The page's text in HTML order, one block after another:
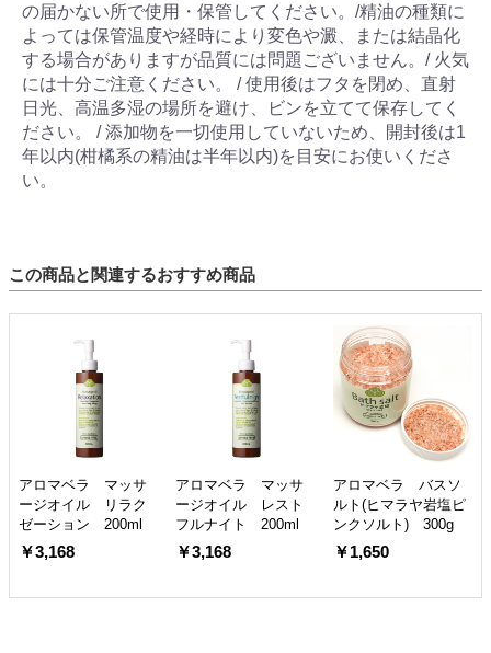
の届かない所で使用・保管してください。/精油の種類に
よっては保管温度や経時により変色や澱、または結晶化
する場合がありますが品質には問題ございません。/ 火気
には十分ご注意ください。 / 使用後はフタを閉め、直射
日光、高温多湿の場所を避け、ビンを立てて保存してく
ださい。 / 添加物を一切使用していないため、開封後は1
年以内(柑橘系の精油は半年以内)を目安にお使いくださ
い。
この商品と関連するおすすめ商品
アロマベラ マッサ
ージオイル リラク
ゼーション 200ml
￥3,168
アロマベラ マッサ
ージオイル レスト
フルナイト 200ml
￥3,168
アロマベラ バスソ
ルト(ヒマラヤ岩塩ピ
ンクソルト) 300g
￥1,650